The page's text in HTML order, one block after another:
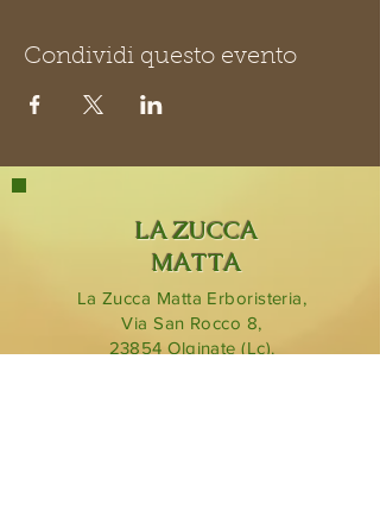
Condividi questo evento
LA ZUCCA
MATTA
La Zucca Matta Erboristeria,
Via San Rocco 8,
23854 Olginate (Lc).